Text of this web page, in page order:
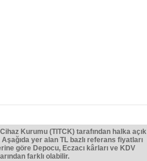
Kurumu (TITCK) tarafından halka açık
yer alan TL bazlı referans fiyatları
göre Depocu, Eczacı kârları ve KDV
farklı olabilir.